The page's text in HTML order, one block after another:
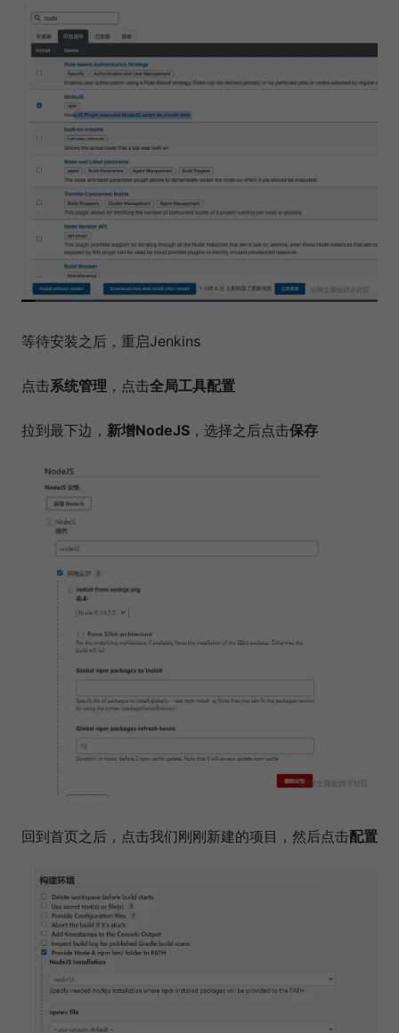
等待安装之后，重启Jenkins
点击系统管理 ，点击全局工具配置
拉到最下边， 新增NodeJS ，选择之后点击保存
回到首页之后，点击我们刚刚新建的项目，然后点击配置